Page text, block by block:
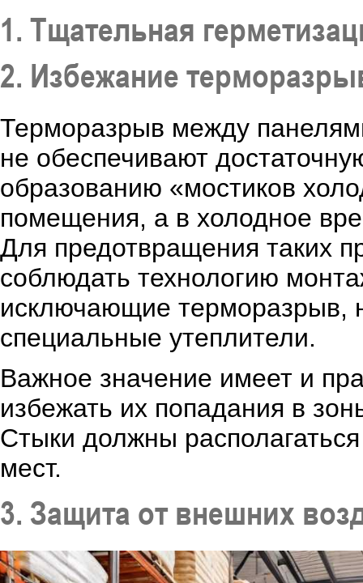
1. Тщательная
2. Избежание
Терморазрыв между
не обеспечивают
образованию «мостиков
помещения, а в холодное
Для предотвращения таких
соблюдать технологию
исключающие терморазрыв,
специальные утеплители.
Важное значение имеет и
избежать их попадания в
Стыки должны
мест.
3. Защита от внешних